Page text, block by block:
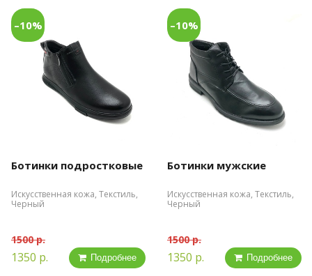
–10%
Ботинки подростковые
Искусственная кожа, Текстиль,
Черный
1500 р.
1350 р. Подробнее
–10%
Ботинки мужские
Искусственная кожа, Текстиль,
Черный
1500 р.
1350 р. Подробнее